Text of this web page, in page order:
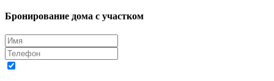
Бронирование дома с участком